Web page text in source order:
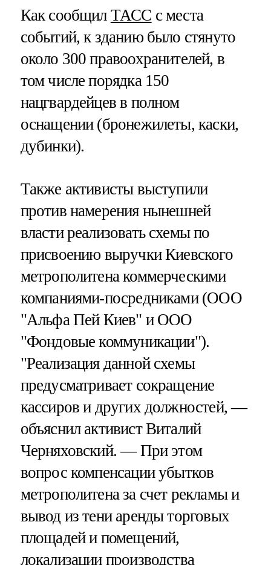
Как сообщил ТАСС с места
событий, к зданию было стянуто
около 300 правоохранителей, в
том числе порядка 150
нацгвардейцев в полном
оснащении (бронежилеты, каски,
дубинки).
Также активисты выступили
против намерения нынешней
власти реализовать схемы по
присвоению выручки Киевского
метрополитена коммерческими
компаниями-посредниками (ООО
"Альфа Пей Киев" и ООО
"Фондовые коммуникации").
"Реализация данной схемы
предусматривает сокращение
кассиров и других должностей, —
объяснил активист Виталий
Черняховский. — При этом
вопрос компенсации убытков
метрополитена за счет рекламы и
вывод из тени аренды торговых
площадей и помещений,
локализации производства